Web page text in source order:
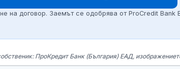
на договор. Заемът се одобрява от ProCredit Bank
ПроКредит Банк (България) ЕАД,